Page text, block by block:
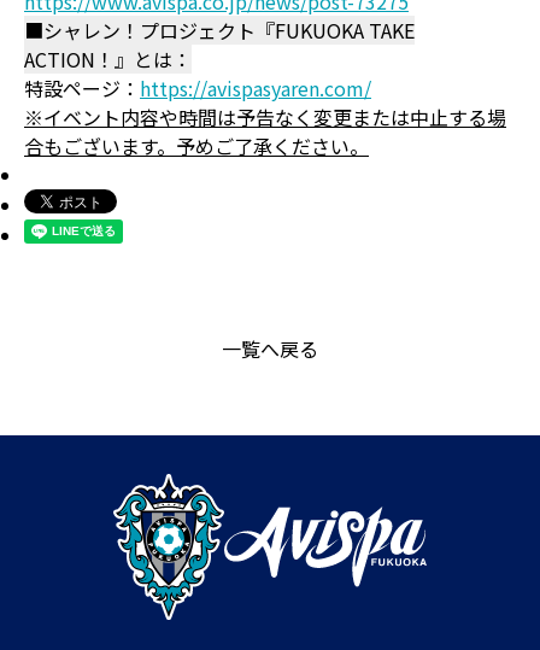
■シャレン！プロジェクト『FUKUOKA TAKE
ACTION！』とは：
特設ページ： https://avispasyaren.com/
※イベント内容や時間は予告なく変更または中止する場
合もございます。予めご了承ください。
一覧へ戻る